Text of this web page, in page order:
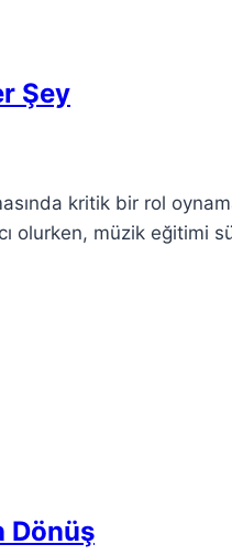
Şey
kritik bir rol
olurken, müzik eğitimi
Dönüş